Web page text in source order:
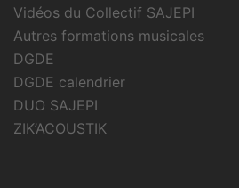
Vidéos du Collectif SAJEPI
Autres formations musicales
DGDE
DGDE calendrier
DUO SAJEPI
ZIK’ACOUSTIK